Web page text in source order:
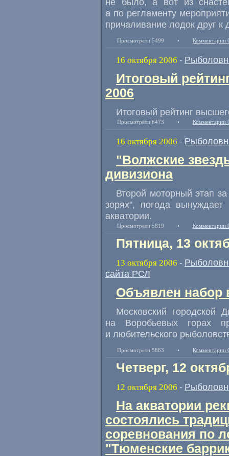
а по регламенту
причаливание лодок друг к
Просмотрели 5499 • Комментарии
16 октября 2006 -
Итоговый
2006
Итоговый рейтинг
Просмотрели 6473 • Комментарии
16 октября 2006 -
"Волжские
дивизиона
Второй моторный этап
зорях", погода
акватории.
Просмотрели 5819 • Комментарии
Пятница, 13
13 октября 2006 -
сайта РСЛ
Объявлен набор
Московский городской
на Воробьевых горах
и любительского
Просмотрели 5883 • Комментарии
Четверг, 12
12 октября 2006 -
На акватории
состоялись
соревнования по
"Тюменские